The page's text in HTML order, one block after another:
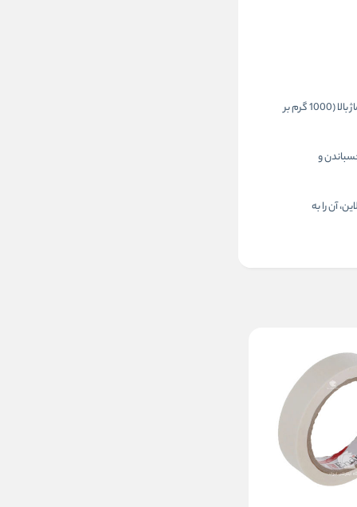
مقوای ماکت ایرانی سفید با ضخامت 1.2 میلی‌متر یکی از پرکاربردترین و اقتصادی‌ترین گزینه‌ها برای ماکت‌سازی، طراحی صنعتی و پروژه‌های معماری است. این مقوا با گرماژ بالا (1000 گرم بر
برای برش، چسباندن و
آن را به